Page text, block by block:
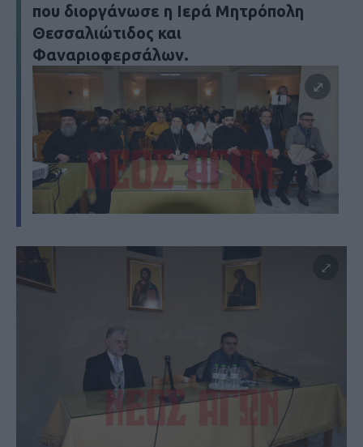
που διοργάνωσε η Ιερά Μητρόπολη
Θεσσαλιώτιδος και
Φαναριοφερσάλων.